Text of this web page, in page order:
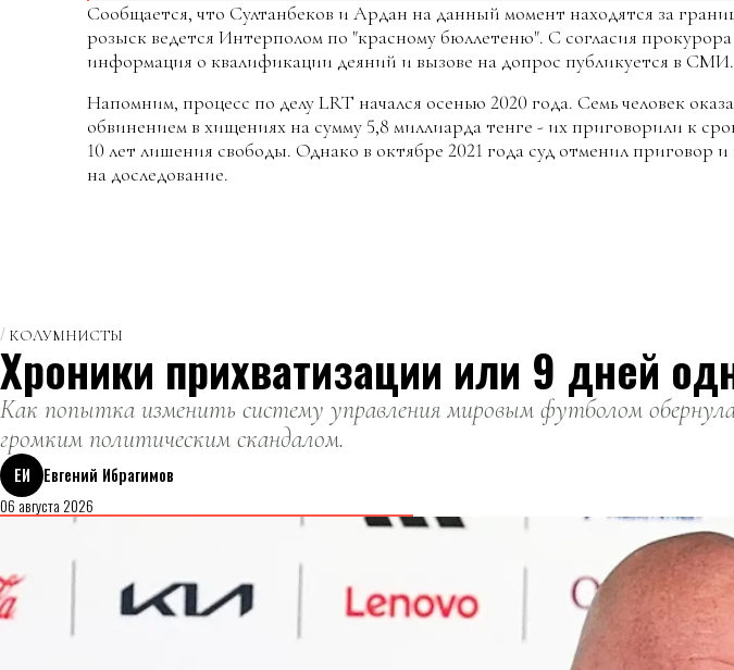
Сообщается, что Султанбеков и Ардан на данный момент находятся за
розыск ведется Интерполом по "красному бюллетеню". С согласия прокурора
информация о квалификации деяний и вызове на допрос публикуется в СМИ.
Напомним, процесс по делу LRT начался осенью 2020 года. Семь человек
обвинением в хищениях на сумму 5,8 миллиарда тенге - их приговорили к
10 лет лишения свободы. Однако в октябре 2021 года суд отменил приговор и
на доследование.
КОЛУМНИСТЫ
Хроники прихватизации или 9 дней
Как попытка изменить систему управления мировым футболом
громким политическим скандалом.
ЕИ
Евгений Ибрагимов
06 августа 2026